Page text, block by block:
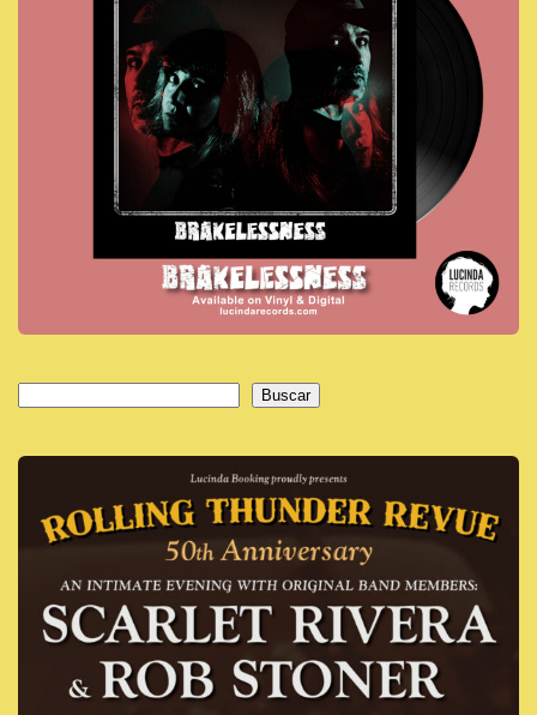
Buscar